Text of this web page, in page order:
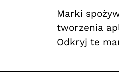
Marki
tworzenia
Odkryj te